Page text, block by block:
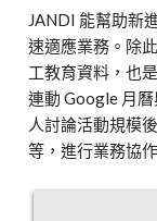
JANDI 能幫助新
速適應業務。除
工教育資料，也
連動 Google 月
人討論活動規模
等，進行業務協作